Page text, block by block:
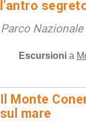
l’antro
Parco
Escursioni a
Il Monte
sul mare